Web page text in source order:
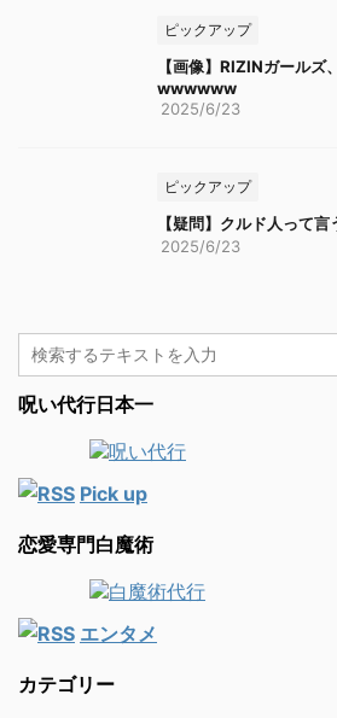
ピックアップ
【画像】RIZINガールズ
wwwwww
2025/6/23
ピックアップ
【疑問】クルド人って
2025/6/23
呪い代行日本一
Pick up
恋愛専門白魔術
エンタメ
カテゴリー